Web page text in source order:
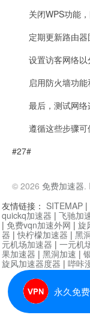
关闭WPS功能，
定期更新路由器
设置访客网络以
启用防火墙功能
最后，测试网络
遵循这些步骤可
#27#
© 2026 免费加速器.
永久免
友情链接： SITEMAP |
quickq加速器 | 飞驰加
| 免费vqn加速外网 | 旋
器 |快柠檬加速器 | 黑
元机场加速器 | 一元机
果加速器 | 黑洞加速 |
旋风加速器度器 | 哔咔